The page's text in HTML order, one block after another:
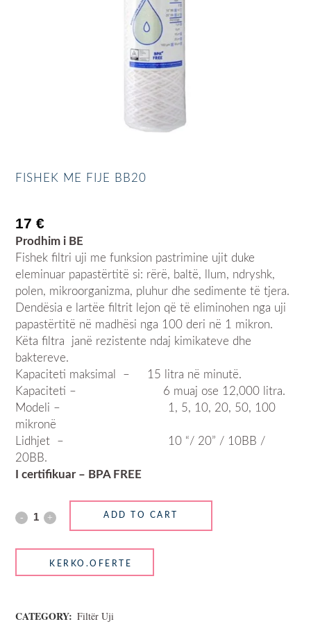
FISHEK ME FIJE BB20
17€
Prodhim i BE
Fishek filtri uji me funksion pastrimine ujit duke
eleminuar papastërtitë si: rërë, baltë, llum, ndryshk,
polen, mikroorganizma, pluhur dhe sedimente të tjera.
Dendësia e lartëe filtrit lejon që të eliminohen nga uji
papastërtitë në madhësi nga 100 deri në 1 mikron.
Këta filtra janë rezistente ndaj kimikateve dhe
baktereve.
Kapaciteti maksimal – 15 litra në minutë.
Kapaciteti – 6 muaj ose 12,000 litra.
Modeli – 1, 5, 10, 20, 50, 100
mikronë
Lidhjet – 10 “/ 20” / 10BB /
20BB.
I certifikuar – BPA FREE
ADD TO CART
CATEGORY: Filtër Uji